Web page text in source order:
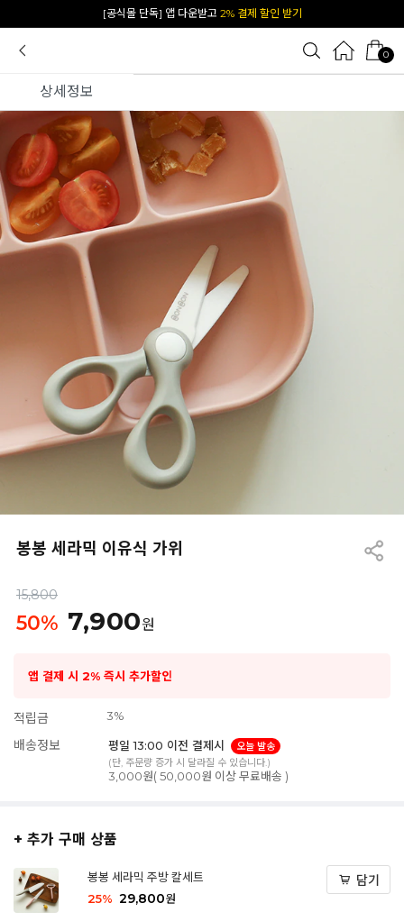
카카오 플친 추가하면1천원 즉시 할인 쿠폰
0
상세정보
봉봉 세라믹 이유식 가위
15,800
50% 7,900원
앱 결제 시 2% 즉시 추가할인
적립금 3%
배송정보 평일 13:00 이전 결제시
오늘 발송
(단, 주문량 증가 시 달라질 수 있습니다.)
3,000원( 50,000원 이상 무료배송 )
+ 추가 구매 상품
봉봉 세라믹 주방 칼세트
25% 29,800원
담기